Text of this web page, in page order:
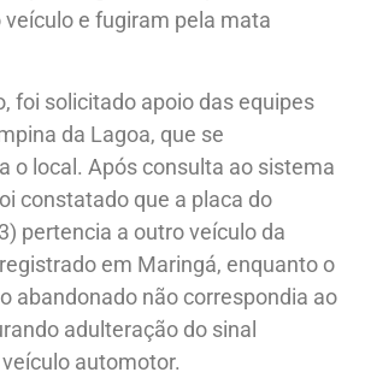
prosseguir. Os ocupantes
e fugiram pela mata
foi solicitado apoio das equipes
da Lagoa, que se
o local. Após consulta ao sistema
constatado que a placa do
pertencia a outro veículo da
em Maringá, enquanto o
abandonado não correspondia ao
adulteração do sinal